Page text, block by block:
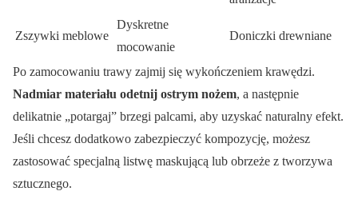
Zszywki meblowe
Dyskretne
mocowanie
Doniczki drewniane
Po zamocowaniu trawy zajmij się wykończeniem krawędzi.
Nadmiar materiału odetnij ostrym nożem, a następnie
delikatnie „potargaj” brzegi palcami, aby uzyskać naturalny efekt.
Jeśli chcesz dodatkowo zabezpieczyć kompozycję, możesz
zastosować specjalną listwę maskującą lub obrzeże z tworzywa
sztucznego.